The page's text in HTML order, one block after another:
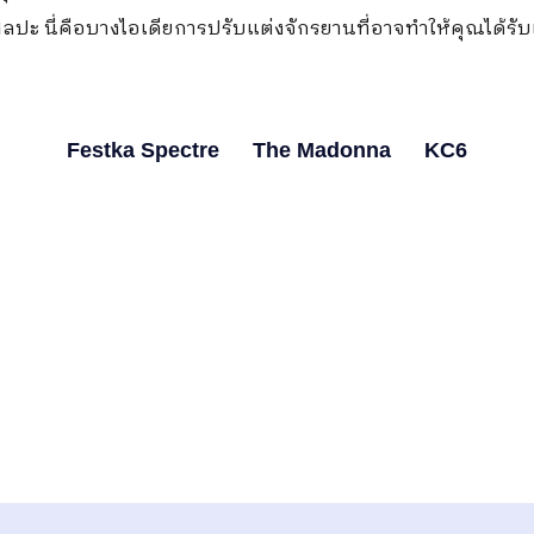
ะ นี่คือบางไอเดียการปรับแต่งจักรยานที่อาจทำให้คุณได้รั
Festka Spectre The Madonna KC6